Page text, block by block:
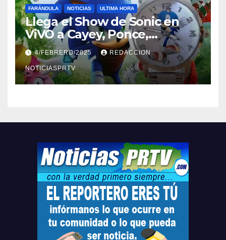
FARÁNDULA NOTICIAS ULTIMA HORA
Llega el Show de Sonic en
ViVO a Cayey, Ponce,
Barceloneta y Humacao,
Relojes gratis para el que
compre ahora….
4/FEBRERO/2025 REDACCION
NOTICIASPRTV